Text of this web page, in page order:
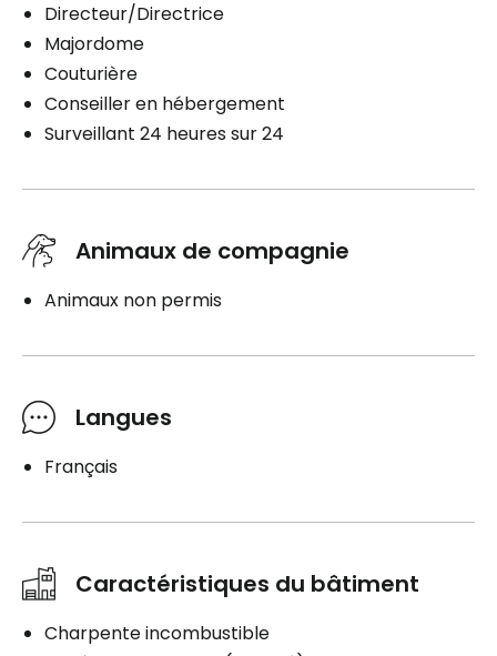
Directeur/Directrice
Majordome
Couturière
Conseiller en hébergement
Surveillant 24 heures sur 24
Animaux de compagnie
Animaux non permis
Langues
Français
Caractéristiques du bâtiment
Charpente incombustible